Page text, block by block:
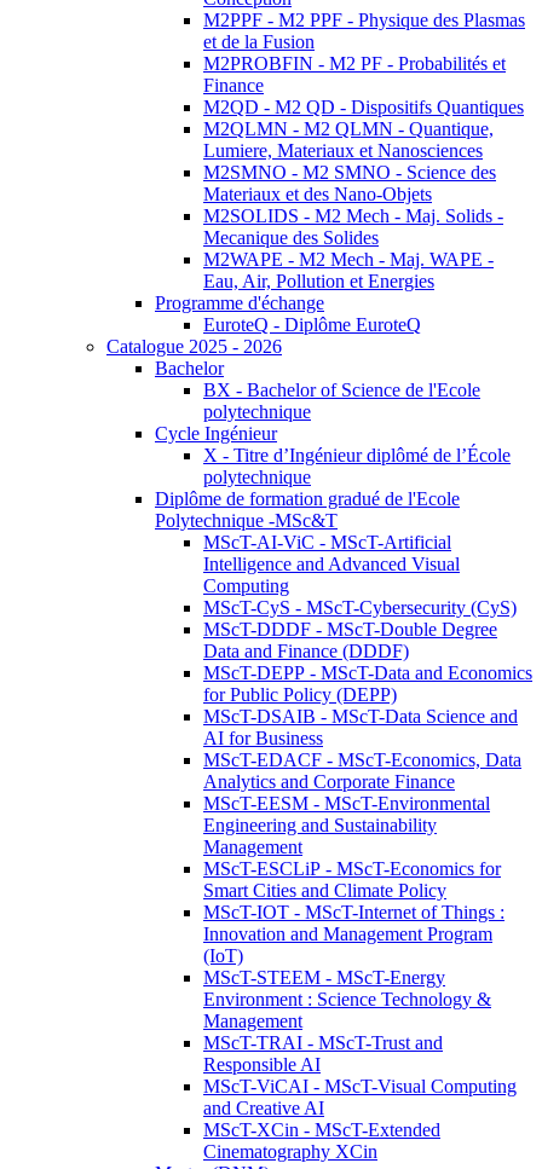
M2PPF - M2 PPF - Physique des Plasmas
et de la Fusion
M2PROBFIN - M2 PF - Probabilités et
Finance
M2QD - M2 QD - Dispositifs Quantiques
M2QLMN - M2 QLMN - Quantique,
Lumiere, Materiaux et Nanosciences
M2SMNO - M2 SMNO - Science des
Materiaux et des Nano-Objets
M2SOLIDS - M2 Mech - Maj. Solids -
Mecanique des Solides
M2WAPE - M2 Mech - Maj. WAPE -
Eau, Air, Pollution et Energies
Programme d'échange
EuroteQ - Diplôme EuroteQ
Catalogue 2025 - 2026
Bachelor
BX - Bachelor of Science de l'Ecole
polytechnique
Cycle Ingénieur
X - Titre d’Ingénieur diplômé de l’École
polytechnique
Diplôme de formation gradué de l'Ecole
Polytechnique -MSc&T
MScT-AI-ViC - MScT-Artificial
Intelligence and Advanced Visual
Computing
MScT-CyS - MScT-Cybersecurity (CyS)
MScT-DDDF - MScT-Double Degree
Data and Finance (DDDF)
MScT-DEPP - MScT-Data and Economics
for Public Policy (DEPP)
MScT-DSAIB - MScT-Data Science and
AI for Business
MScT-EDACF - MScT-Economics, Data
Analytics and Corporate Finance
MScT-EESM - MScT-Environmental
Engineering and Sustainability
Management
MScT-ESCLiP - MScT-Economics for
Smart Cities and Climate Policy
MScT-IOT - MScT-Internet of Things :
Innovation and Management Program
(IoT)
MScT-STEEM - MScT-Energy
Environment : Science Technology &
Management
MScT-TRAI - MScT-Trust and
Responsible AI
MScT-ViCAI - MScT-Visual Computing
and Creative AI
MScT-XCin - MScT-Extended
Cinematography XCin